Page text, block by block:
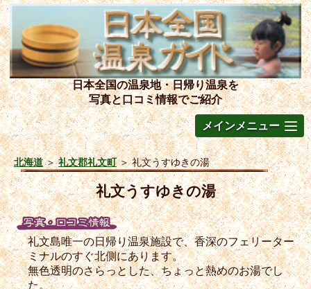
日本全国の温泉地・日帰り温泉を
写真と口コミ情報でご紹介
メインメニュー
北海道＞礼文郡礼文町＞礼文うすゆきの湯
礼文うすゆきの湯
礼文島唯一の日帰り温泉施設で、香深のフェリーター
ミナルのすぐ北側にあります。
無色透明のさらっとした、ちょっと熱めのお湯でし
た。